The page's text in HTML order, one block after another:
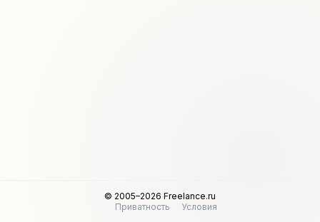
© 2005–2026 Freelance.ru
Приватность
Условия